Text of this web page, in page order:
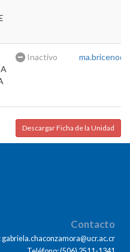
Inactivo
Descargar Ficha de la Unidad
Contacto